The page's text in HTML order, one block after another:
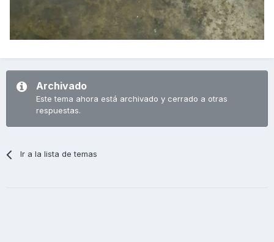
Archivado
Este tema ahora está archivado y cerrado a otras
respuestas.
Ir a la lista de temas